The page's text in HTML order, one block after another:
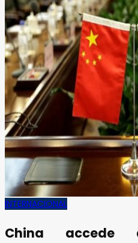
INTERNACIONAL
China accede